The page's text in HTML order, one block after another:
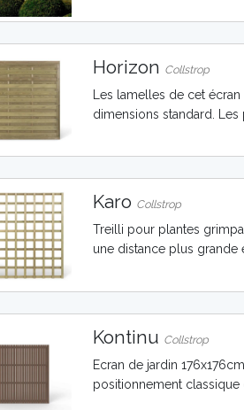
Horizon Collstrop
Les lamelles de cet
dimensions standard. Les
Karo Collstrop
Treilli pour plantes
une distance plus grande
Kontinu Collstrop
Ecran de jardin
positionnement classique